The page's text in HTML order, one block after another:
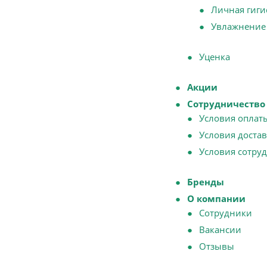
Личная
Увлажнение
Уценка
Акции
Сотрудничество
Условия
Условия
Условия
Бренды
О компании
Сотрудники
Вакансии
Отзывы